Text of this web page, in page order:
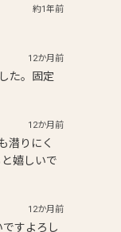
約1年前
12か月前
た。固定
12か月前
潜りにく
嬉しいで
12か月前
すよろし